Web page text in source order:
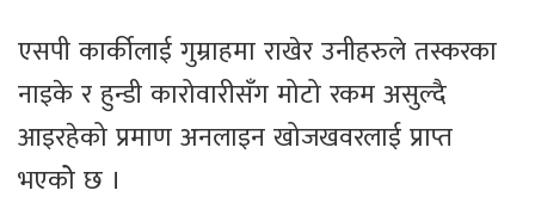
एसपी कार्कीलाई गुम्राहमा राखेर उनीहरुले तस्करका
नाइके र हुन्डी कारोवारीसँग मोटो रकम असुल्दै
आइरहेको प्रमाण अनलाइन खोजखवरलाई प्राप्त
भएकोे छ ।